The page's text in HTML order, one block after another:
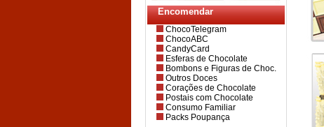
Encomendar
ChocoTelegram
ChocoABC
CandyCard
Esferas de Chocolate
Bombons e Figuras de Choc.
Outros Doces
Corações de Chocolate
Postais com Chocolate
Consumo Familiar
Packs Poupança